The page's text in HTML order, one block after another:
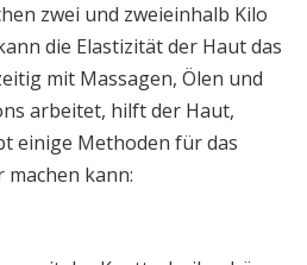
zwei und zweieinhalb Kilo
die Elastizität der Haut das
mit Massagen, Ölen und
arbeitet, hilft der Haut,
einige Methoden für das
machen kann: